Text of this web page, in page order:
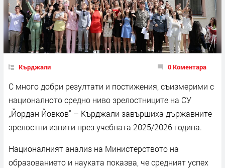
Кърджали 0 Коментара
С много добри резултати и постижения, съизмерими с
националното средно ниво зрелостниците на СУ
„Йордан Йовков“ – Кърджали завършиха държавните
зрелостни изпити през учебната 2025/2026 година.
Националният анализ на Министерството на
образованието и науката показва, че средният успех